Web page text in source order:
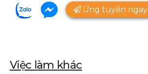
Ứng tuyển ngay
Việc làm khác